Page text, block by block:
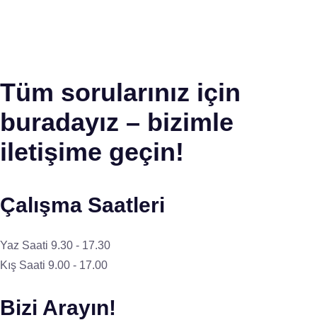
Tüm sorularınız için
buradayız – bizimle
iletişime geçin!
Çalışma Saatleri
Yaz Saati 9.30 - 17.30
Kış Saati 9.00 - 17.00
Bizi Arayın!